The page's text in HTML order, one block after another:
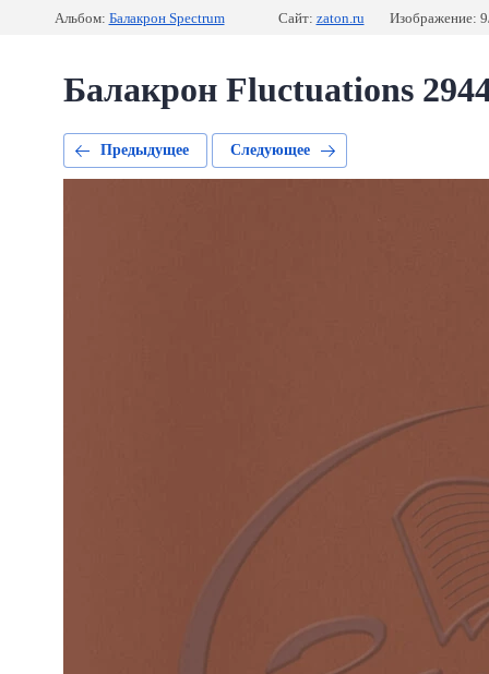
Альбом: Балакрон Spectrum Сайт: zaton.ru Изображение:
Балакрон Fluctuations
Предыдущее Следующее